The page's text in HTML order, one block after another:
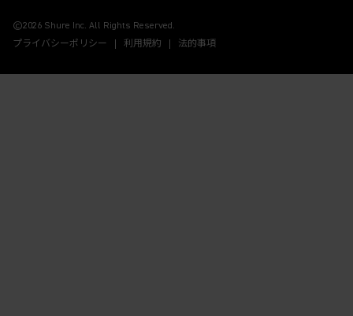
©2026 Shure Inc. All Rights Reserved.
プライバシーポリシー
利用規約 法的事項